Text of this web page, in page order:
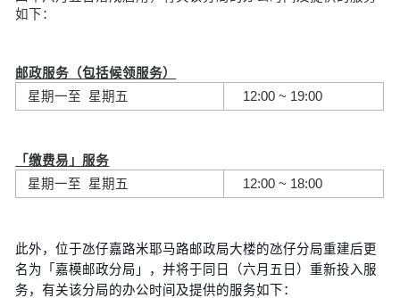
如下：
邮政服务（包括候领服务）
星期一至 星期五
12:00 ~ 19:00
「缴费易」服务
星期一至 星期五
12:00 ~ 18:00
此外，位于氹仔嘉路米耶马路邮政局大楼的氹仔分局重建后更
名为「嘉模邮政分局」，并将于同日（六月五日）重新投入服
务，有关该分局的办公时间及提供的服务如下：